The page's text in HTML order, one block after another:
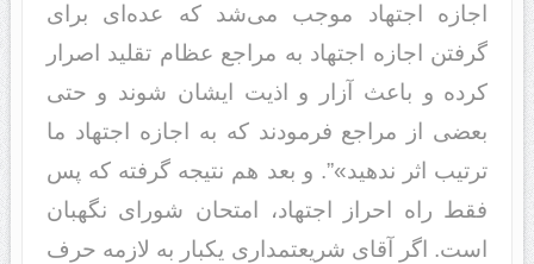
اجازه اجتهاد موجب می‌شد که عده‌ای برای
گرفتن اجازه اجتهاد به مراجع عظام تقلید اصرار
کرده و باعث آزار و اذیت ایشان شوند و حتی
بعضی از مراجع فرمودند که به اجازه اجتهاد ما
ترتیب اثر ندهید»”. و بعد هم نتیجه گرفته که پس
فقط راه احراز اجتهاد، امتحان شورای نگهبان
است. اگر آقای شریعتمداری یکبار به لازمه حرف